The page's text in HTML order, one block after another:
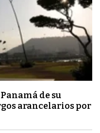
de su
arancelarios por